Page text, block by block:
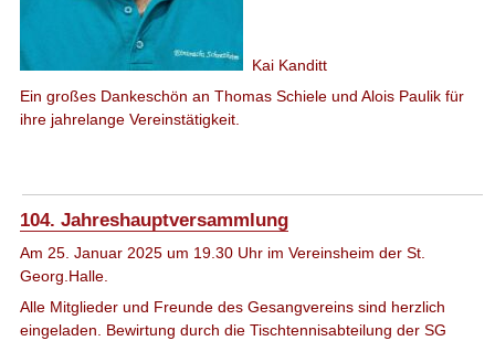
Kai Kanditt
Ein großes Dankeschön an Thomas Schiele und Alois Paulik für
ihre jahrelange Vereinstätigkeit.
104. Jahreshauptversammlung
Am 25. Januar 2025 um 19.30 Uhr im Vereinsheim der St.
Georg.Halle.
Alle Mitglieder und Freunde des Gesangvereins sind herzlich
eingeladen. Bewirtung durch die Tischtennisabteilung der SG